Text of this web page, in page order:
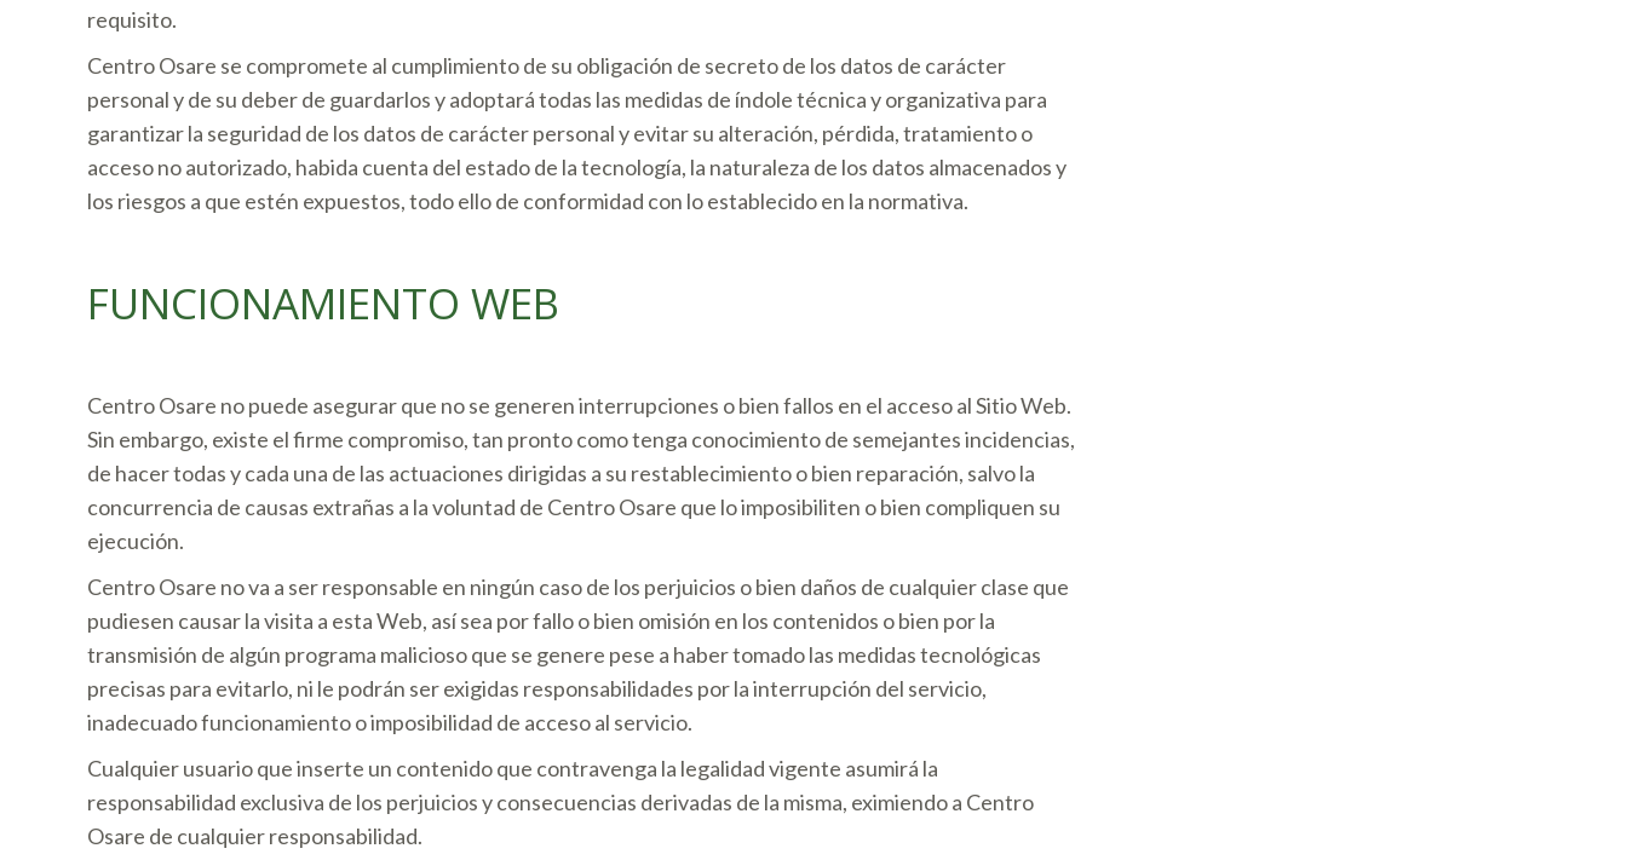
requisito.
Centro Osare se compromete al cumplimiento de su obligación de secreto de los datos de carácter
personal y de su deber de guardarlos y adoptará todas las medidas de índole técnica y organizativa para
garantizar la seguridad de los datos de carácter personal y evitar su alteración, pérdida, tratamiento o
acceso no autorizado, habida cuenta del estado de la tecnología, la naturaleza de los datos almacenados y
los riesgos a que estén expuestos, todo ello de conformidad con lo establecido en la normativa.
FUNCIONAMIENTO WEB
Centro Osare no puede asegurar que no se generen interrupciones o bien fallos en el acceso al Sitio Web.
Sin embargo, existe el firme compromiso, tan pronto como tenga conocimiento de semejantes incidencias,
de hacer todas y cada una de las actuaciones dirigidas a su restablecimiento o bien reparación, salvo la
concurrencia de causas extrañas a la voluntad de Centro Osare que lo imposibiliten o bien compliquen su
ejecución.
Centro Osare no va a ser responsable en ningún caso de los perjuicios o bien daños de cualquier clase que
pudiesen causar la visita a esta Web, así sea por fallo o bien omisión en los contenidos o bien por la
transmisión de algún programa malicioso que se genere pese a haber tomado las medidas tecnológicas
precisas para evitarlo, ni le podrán ser exigidas responsabilidades por la interrupción del servicio,
inadecuado funcionamiento o imposibilidad de acceso al servicio.
Cualquier usuario que inserte un contenido que contravenga la legalidad vigente asumirá la
responsabilidad exclusiva de los perjuicios y consecuencias derivadas de la misma, eximiendo a Centro
Osare de cualquier responsabilidad.